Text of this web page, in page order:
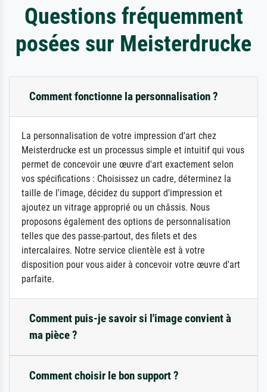
Questions fréquemment
posées sur Meisterdrucke
Comment fonctionne la personnalisation ?
La personnalisation de votre impression d'art chez
Meisterdrucke est un processus simple et intuitif qui vous
permet de concevoir une œuvre d'art exactement selon
vos spécifications : Choisissez un cadre, déterminez la
taille de l'image, décidez du support d'impression et
ajoutez un vitrage approprié ou un châssis. Nous
proposons également des options de personnalisation
telles que des passe-partout, des filets et des
intercalaires. Notre service clientèle est à votre
disposition pour vous aider à concevoir votre œuvre d'art
parfaite.
Comment puis-je savoir si l'image convient à
ma pièce ?
Comment choisir le bon support ?